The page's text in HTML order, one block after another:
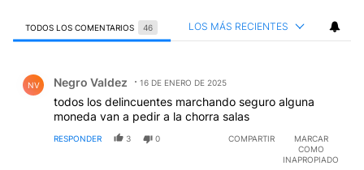
TODOS LOS COMENTARIOS 46 LOS MÁS RECIENTES
NV Negro Valdez 16 DE ENERO DE 2025
todos los delincuentes marchando seguro alguna
moneda van a pedir a la chorra salas
RESPONDER 3 0 COMPARTIR
MARCAR
COMO
INAPROPIADO